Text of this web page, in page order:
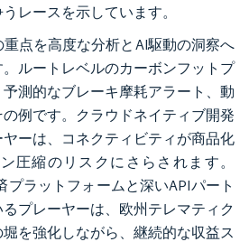
レースを示しています。
点を高度な分析とAI駆動の洞察へ
ルートレベルのカーボンフットプ
測的なブレーキ摩耗アラート、動
例です。クラウドネイティブ開発
ーは、コネクティビティが商品化
圧縮のリスクにさらされます。
プラットフォームと深いAPIパート
プレーヤーは、欧州テレマティク
を強化しながら、継続的な収益ス